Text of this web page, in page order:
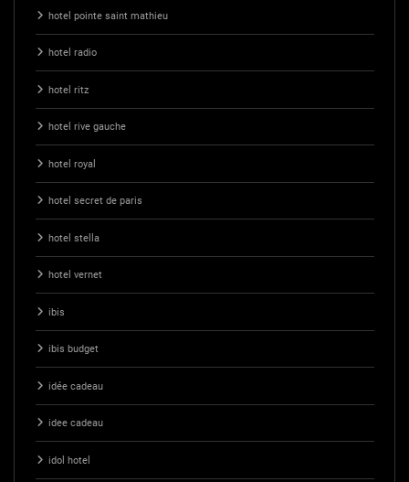
hotel pointe saint mathieu
hotel radio
hotel ritz
hotel rive gauche
hotel royal
hotel secret de paris
hotel stella
hotel vernet
ibis
ibis budget
idée cadeau
idee cadeau
idol hotel